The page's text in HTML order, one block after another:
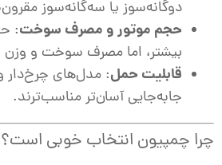
دوگانه‌سوز یا سه‌گانه‌سوز
حجم موتور و مصرف سوخت:
بیشتر، اما مصرف سوخت و وزن
قابلیت حمل: مدل‌های چرخ‌دار
جابه‌جایی آسان‌تر مناسب‌ترند.
چرا چمپیون انتخاب خوبی است؟